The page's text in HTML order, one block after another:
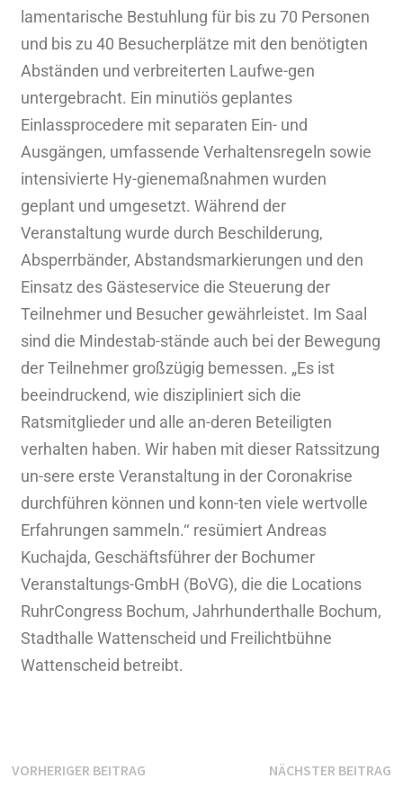
lamentarische Bestuhlung für bis zu 70 Personen
und bis zu 40 Besucherplätze mit den benötigten
Abständen und verbreiterten Laufwe-gen
untergebracht. Ein minutiös geplantes
Einlassprocedere mit separaten Ein- und
Ausgängen, umfassende Verhaltensregeln sowie
intensivierte Hy-gienemaßnahmen wurden
geplant und umgesetzt. Während der
Veranstaltung wurde durch Beschilderung,
Absperrbänder, Abstandsmarkierungen und den
Einsatz des Gästeservice die Steuerung der
Teilnehmer und Besucher gewährleistet. Im Saal
sind die Mindestab-stände auch bei der Bewegung
der Teilnehmer großzügig bemessen. „Es ist
beeindruckend, wie diszipliniert sich die
Ratsmitglieder und alle an-deren Beteiligten
verhalten haben. Wir haben mit dieser Ratssitzung
un-sere erste Veranstaltung in der Coronakrise
durchführen können und konn-ten viele wertvolle
Erfahrungen sammeln.‘‘ resümiert Andreas
Kuchajda, Geschäftsführer der Bochumer
Veranstaltungs-GmbH (BoVG), die die Locations
RuhrCongress Bochum, Jahrhunderthalle Bochum,
Stadthalle Wattenscheid und Freilichtbühne
Wattenscheid betreibt.
VORHERIGER BEITRAG NÄCHSTER BEITRAG